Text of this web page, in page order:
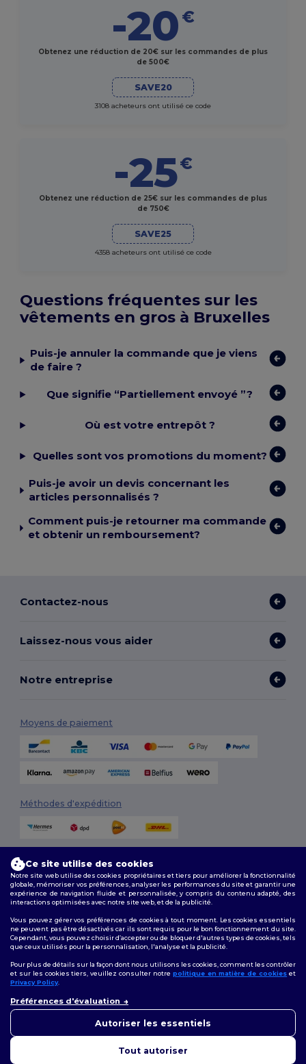
-20 €
Obtenez une réduction de 20€ sur les commandes de plus
de 500€
SAVE20
3108 acheteurs ont utilisé ce code
-25€
Obtenez une réduction de 25€ sur les commandes de plus
de 750€
SAVE25
4358 acheteurs ont utilisé ce code
Questions fréquentes sur les
vêtements en gros à Bruxelles
Puis-je annuler la commande que je viens
de faire ?
Que signifie “Partiellement envoyé ”?
Où est votre entrepôt ?
Quelles sont vos promotions du moment?
Puis-je avoir un devis concernant les
articles personnalisés ?
Comment puis-je retourner ma commande
et obtenir un remboursement?
Contactez-nous
Laissez-nous vous aider
Notre entreprise
Moyens de paiement
Méthodes d'expédition
Conditions Générales|Politique de personnalisation |Politique de
Confidentialité
Suivez-nous
Bruxelles|Anvers|Mortsel|Malines|Lierre|Turnhout|Geel|
Hoogstraten |Bruges
Ce site utilise des cookies
Notre site web utilise des cookies propriétaires et tiers pour améliorer la fonctionnalité
globale, mémoriser vos préférences, analyser les performances du site et garantir une
expérience de navigation fluide et personnalisée, y compris du contenu adapté, des
interactions optimisées avec notre site web, et de la publicité.
Vous pouvez gérer vos préférences de cookies à tout moment. Les cookies essentiels
ne peuvent pas être désactivés car ils sont requis pour le bon fonctionnement du site.
Cependant, vous pouvez choisir d’accepter ou de bloquer d'autres types de cookies, tels
que ceux utilisés pour la personnalisation, l'analyse et la publicité.
Pour plus de détails sur la façon dont nous utilisons les cookies, comment les contrôler
et sur les cookies tiers, veuillez consulter notre politique en matière de cookies et
Privacy Policy.
Préférences d'évaluation
Autoriser les essentiels
Tout autoriser
pouvez nous contacter à tout
pour vous aider.